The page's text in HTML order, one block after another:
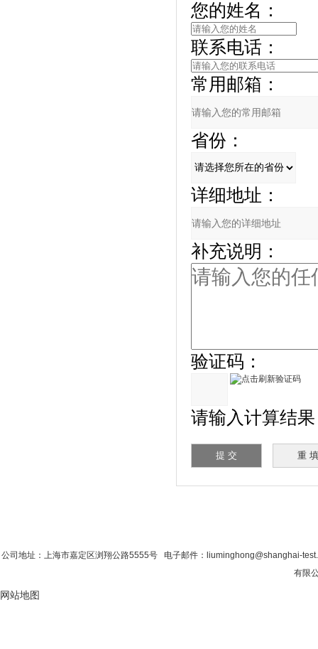
您的姓名：
联系电话：
常用邮箱：
省份：
详细地址：
补充说明：
验证码：
请输入计算结果（
公司地址：上海市嘉定区浏翔公路5555号 电子邮件：liuminghong@shanghai-
有限
网站地图